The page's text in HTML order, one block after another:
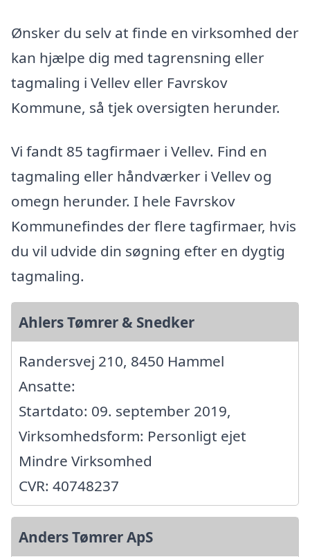
Ønsker du selv at finde en virksomhed der
kan hjælpe dig med tagrensning eller
tagmaling i Vellev eller Favrskov
Kommune, så tjek oversigten herunder.
Vi fandt 85 tagfirmaer i Vellev. Find en
tagmaling eller håndværker i Vellev og
omegn herunder. I hele Favrskov
Kommunefindes der flere tagfirmaer, hvis
du vil udvide din søgning efter en dygtig
tagmaling.
Ahlers Tømrer & Snedker
Randersvej 210, 8450 Hammel
Ansatte:
Startdato: 09. september 2019,
Virksomhedsform: Personligt ejet
Mindre Virksomhed
CVR: 40748237
Anders Tømrer ApS